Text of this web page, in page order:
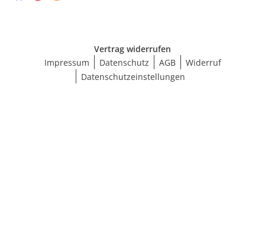
Vertrag widerrufen
Impressum
Datenschutz AGB
Widerruf
Datenschutzeinstellungen